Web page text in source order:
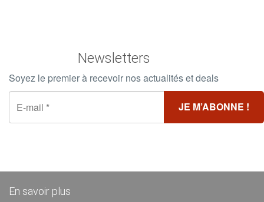
Newsletters
Soyez le premier à recevoir nos actualités et deals
En savoir plus